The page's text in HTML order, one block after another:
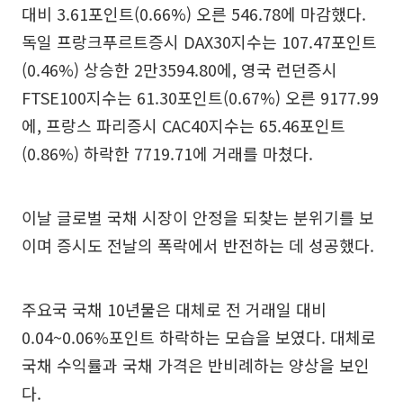
대비 3.61포인트(0.66%) 오른 546.78에 마감했다.
독일 프랑크푸르트증시 DAX30지수는 107.47포인트
(0.46%) 상승한 2만3594.80에, 영국 런던증시
FTSE100지수는 61.30포인트(0.67%) 오른 9177.99
에, 프랑스 파리증시 CAC40지수는 65.46포인트
(0.86%) 하락한 7719.71에 거래를 마쳤다.
이날 글로벌 국채 시장이 안정을 되찾는 분위기를 보
이며 증시도 전날의 폭락에서 반전하는 데 성공했다.
주요국 국채 10년물은 대체로 전 거래일 대비
0.04~0.06%포인트 하락하는 모습을 보였다. 대체로
국채 수익률과 국채 가격은 반비례하는 양상을 보인
다.